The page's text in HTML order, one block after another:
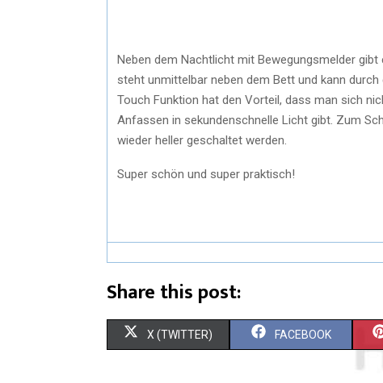
Neben dem Nachtlicht mit Bewegungsmelder gibt
steht unmittelbar neben dem Bett und kann
Touch Funktion hat den Vorteil, dass man sich
Anfassen in sekundenschnelle Licht gibt. Zum
wieder heller geschaltet werden.
Super schön und super praktisch!
Share this post:
X (TWITTER) FACEBOOK